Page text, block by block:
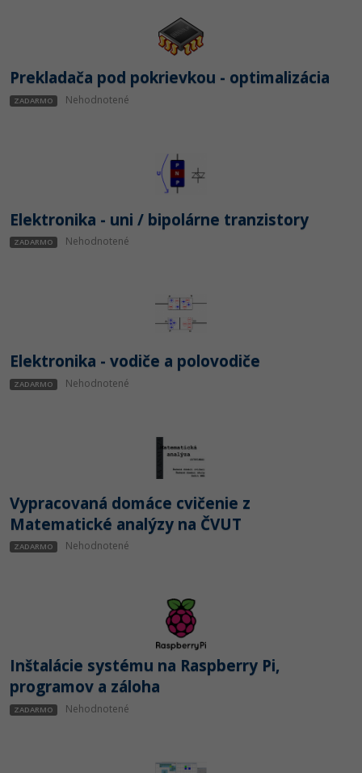
Prekladača pod pokrievkou - optimalizácia
ZADARMO Nehodnotené
Elektronika - uni / bipolárne tranzistory
ZADARMO Nehodnotené
Elektronika - vodiče a polovodiče
ZADARMO Nehodnotené
Vypracovaná domáce cvičenie z
Matematické analýzy na ČVUT
ZADARMO Nehodnotené
Inštalácie systému na Raspberry Pi,
programov a záloha
ZADARMO Nehodnotené